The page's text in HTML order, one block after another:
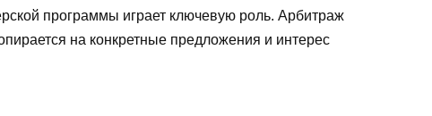
программы играет ключевую роль. Арбитраж
на конкретные предложения и интерес